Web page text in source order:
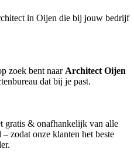
in Oijen die bij jouw bedrijf
zoek bent naar Architect Oijen
dat bij je past.
gratis & onafhankelijk van alle
– zodat onze klanten het beste